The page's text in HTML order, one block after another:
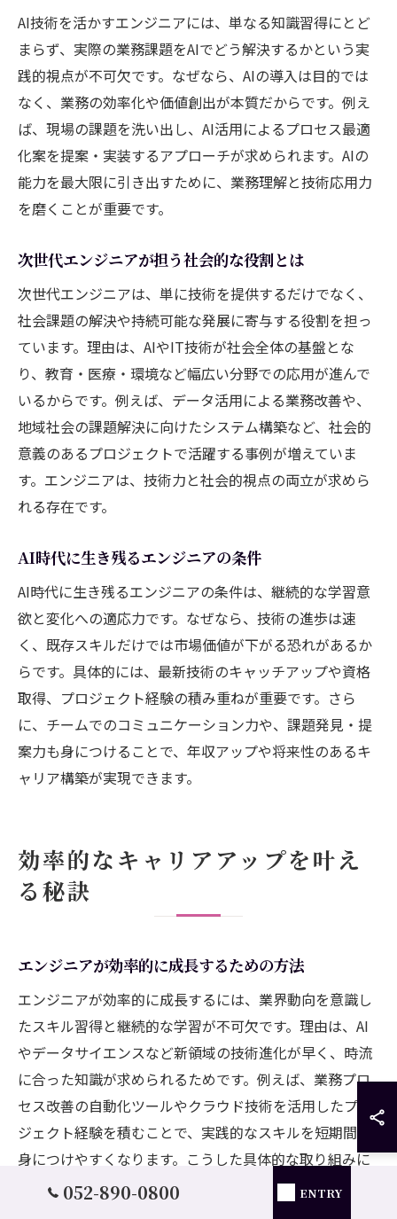
AI技術を活かすエンジニアには、単なる知識習得にとど
まらず、実際の業務課題をAIでどう解決するかという実
践的視点が不可欠です。なぜなら、AIの導入は目的では
なく、業務の効率化や価値創出が本質だからです。例え
ば、現場の課題を洗い出し、AI活用によるプロセス最適
化案を提案・実装するアプローチが求められます。AIの
能力を最大限に引き出すために、業務理解と技術応用力
を磨くことが重要です。
次世代エンジニアが担う社会的な役割とは
次世代エンジニアは、単に技術を提供するだけでなく、
社会課題の解決や持続可能な発展に寄与する役割を担っ
ています。理由は、AIやIT技術が社会全体の基盤とな
り、教育・医療・環境など幅広い分野での応用が進んで
いるからです。例えば、データ活用による業務改善や、
地域社会の課題解決に向けたシステム構築など、社会的
意義のあるプロジェクトで活躍する事例が増えていま
す。エンジニアは、技術力と社会的視点の両立が求めら
れる存在です。
AI時代に生き残るエンジニアの条件
AI時代に生き残るエンジニアの条件は、継続的な学習意
欲と変化への適応力です。なぜなら、技術の進歩は速
く、既存スキルだけでは市場価値が下がる恐れがあるか
らです。具体的には、最新技術のキャッチアップや資格
取得、プロジェクト経験の積み重ねが重要です。さら
に、チームでのコミュニケーション力や、課題発見・提
案力も身につけることで、年収アップや将来性のあるキ
ャリア構築が実現できます。
効率的なキャリアアップを叶え
る秘訣
エンジニアが効率的に成長するための方法
エンジニアが効率的に成長するには、業界動向を意識し
たスキル習得と継続的な学習が不可欠です。理由は、AI
やデータサイエンスなど新領域の技術進化が早く、時流
に合った知識が求められるためです。例えば、業務プロ
セス改善の自動化ツールやクラウド技術を活用したプロ
ジェクト経験を積むことで、実践的なスキルを短期間で
身につけやすくなります。こうした具体的な取り組みに
より、将来的な市場価値や年収アップの可能性が高まり
052-890-0800 ENTRY